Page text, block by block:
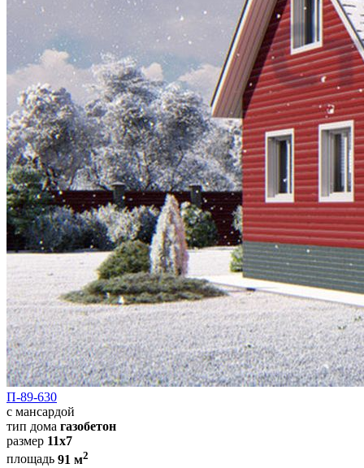
П-89-630
с мансардой
тип дома газобетон
размер 11x7
площадь 91 м2